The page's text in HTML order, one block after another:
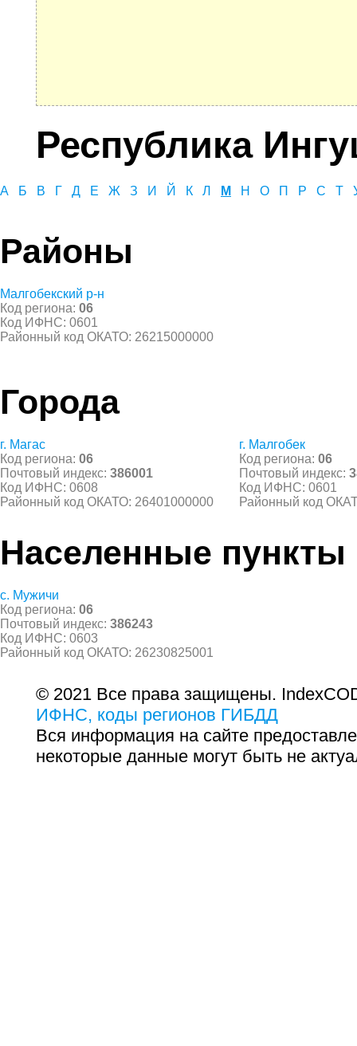
Республика
А Б В Г Д Е Ж З И Й К Л М Н О П Р С Т
Районы
Малгобекский р-н
Код региона: 06
Код ИФНС: 0601
Районный код ОКАТО: 26215000000
Города
г. Магас
Код региона: 06
Почтовый индекс: 386001
Код ИФНС: 0608
Районный код ОКАТО: 26401000000
г. Малгобек
Код региона: 06
Почтовый индекс:
Код ИФНС: 0601
Районный код
Населенные пункты
с. Мужичи
Код региона: 06
Почтовый индекс: 386243
Код ИФНС: 0603
Районный код ОКАТО: 26230825001
© 2021 Все права защищены.
ИФНС, коды регионов ГИБДД
Вся информация на сайте
некоторые данные могут быть не